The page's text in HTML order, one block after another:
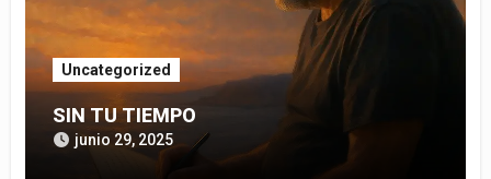
Uncategorized
SIN TU TIEMPO
junio 29, 2025